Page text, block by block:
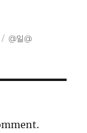
Tags
@일@